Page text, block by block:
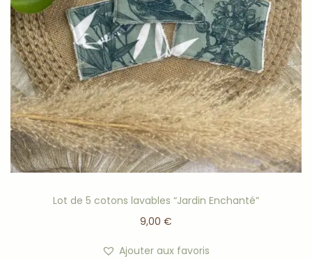
L’eye pillow “Maman OFF” est un cadeau original, utile et
réconfortant. Parfait pour la fête des mères, un
anniversaire, un cadeau post-partum, un coffret bien-
être, une future maman, ou simplement pour offrir un
moment de douceur à quelqu’un qu’on aime.
Et parfois, le plus beau cadeau, c’est simplement de
rappeler à une maman qu’elle aussi mérite une pause.
Caractéristiques
Tissu doux et confortable
Format pratique et léger
Lot de 5 cotons lavables “Jardin Enchanté”
9,00 €
Ajouter aux favoris